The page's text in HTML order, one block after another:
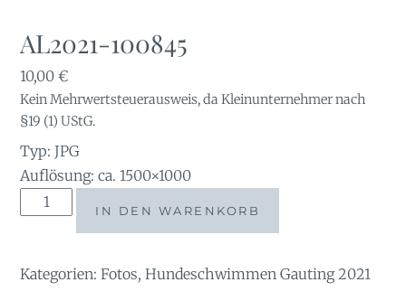
AL2021-100845
10,00€
Kein Mehrwertsteuerausweis, da Kleinunternehmer nach
§19 (1) UStG.
Typ: JPG
Auflösung: ca. 1500×1000
AL2021-
IN DEN WARENKORB
Kategorien:Fotos,Hundeschwimmen Gauting 2021